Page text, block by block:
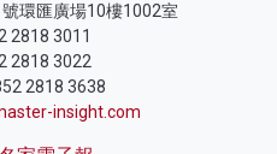
環匯廣場10樓1002室
2818 3011
2818 3022
2818 3638
insight.com